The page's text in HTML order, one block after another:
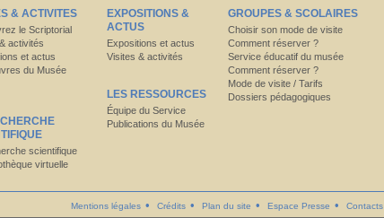
& ACTIVITES
le Scriptorial
activités
et actus
du Musée
scientifique
virtuelle
EXPOSITIONS &
ACTUS
Expositions et actus
Visites & activités
LES RESSOURCES
Équipe du Service
Publications du Musée
GROUPES & SCOLAIRES
Choisir son mode de visite
Comment réserver ?
Service éducatif du musée
Comment réserver ?
Mode de visite / Tarifs
Dossiers pédagogiques
Mentions légales Crédits Plan du site Espace Presse Contacts